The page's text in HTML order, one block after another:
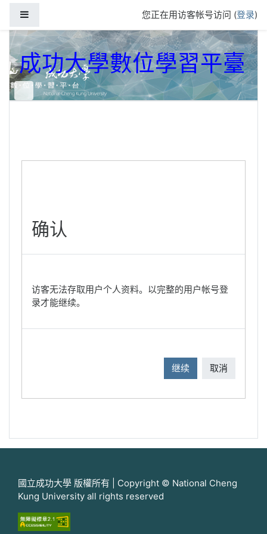
您正在用访客帐号访问 (登录)
成功大學數位學習平臺
确认
访客无法存取用户个人资料。以完整的用户帐号登
录才能继续。
继续 取消
國立成功大學 版權所有 | Copyright © National Cheng
Kung University all rights reserved